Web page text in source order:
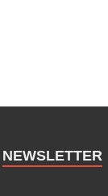
NEWSLETTER